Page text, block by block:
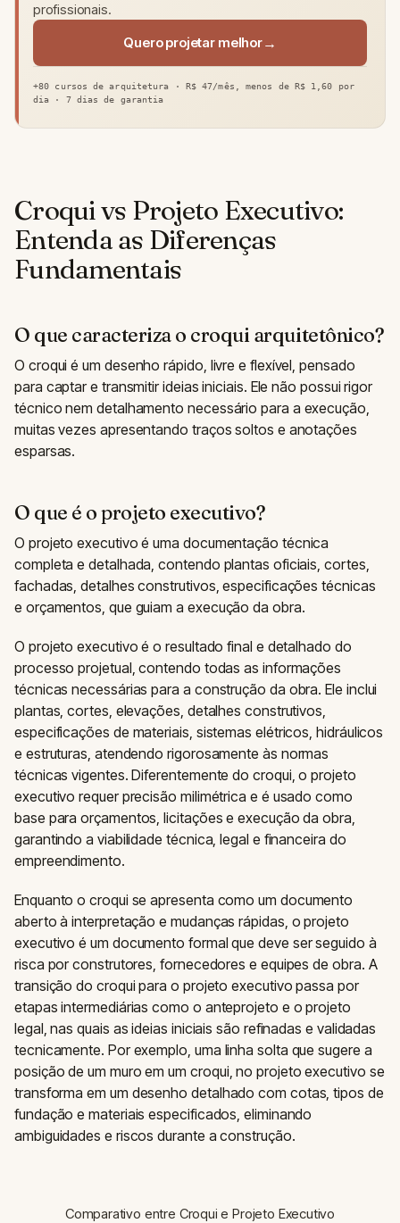
profissionais.
Quero projetar melhor
+80 cursos de arquitetura · R$ 47/mês, menos de R$ 1,60 por
dia · 7 dias de garantia
Croqui vs Projeto Executivo:
Entenda as Diferenças
Fundamentais
O que caracteriza o croqui arquitetônico?
O croqui é um desenho rápido, livre e flexível, pensado
para captar e transmitir ideias iniciais. Ele não possui rigor
técnico nem detalhamento necessário para a execução,
muitas vezes apresentando traços soltos e anotações
esparsas.
O que é o projeto executivo?
O projeto executivo é uma documentação técnica
completa e detalhada, contendo plantas oficiais, cortes,
fachadas, detalhes construtivos, especificações técnicas
e orçamentos, que guiam a execução da obra.
O projeto executivo é o resultado final e detalhado do
processo projetual, contendo todas as informações
técnicas necessárias para a construção da obra. Ele inclui
plantas, cortes, elevações, detalhes construtivos,
especificações de materiais, sistemas elétricos, hidráulicos
e estruturas, atendendo rigorosamente às normas
técnicas vigentes. Diferentemente do croqui, o projeto
executivo requer precisão milimétrica e é usado como
base para orçamentos, licitações e execução da obra,
garantindo a viabilidade técnica, legal e financeira do
empreendimento.
Enquanto o croqui se apresenta como um documento
aberto à interpretação e mudanças rápidas, o projeto
executivo é um documento formal que deve ser seguido à
risca por construtores, fornecedores e equipes de obra. A
transição do croqui para o projeto executivo passa por
etapas intermediárias como o anteprojeto e o projeto
legal, nas quais as ideias iniciais são refinadas e validadas
tecnicamente. Por exemplo, uma linha solta que sugere a
posição de um muro em um croqui, no projeto executivo se
transforma em um desenho detalhado com cotas, tipos de
fundação e materiais especificados, eliminando
ambiguidades e riscos durante a construção.
Comparativo entre Croqui e Projeto Executivo